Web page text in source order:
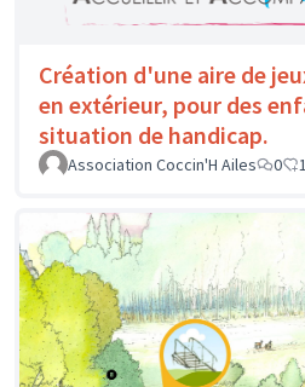
Création d'une aire de
en extérieur, pour des
situation de handicap.
Association Coccin'H Ailes 0